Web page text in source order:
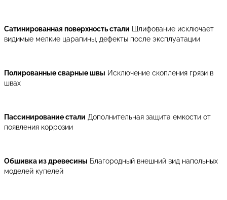
Сатинированная поверхность стали Шлифование исключает
видимые мелкие царапины, дефекты после эксплуатации
Полированные сварные швы Исключение скопления грязи в
швах
Пассинирование стали Дополнительная защита емкости от
появления коррозии
Обшивка из древесины Благородный внешний вид напольных
моделей купелей